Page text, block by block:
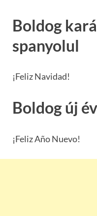
Boldog
spanyolul
¡Feliz Navidad!
Boldog új
¡Feliz Año Nuevo!